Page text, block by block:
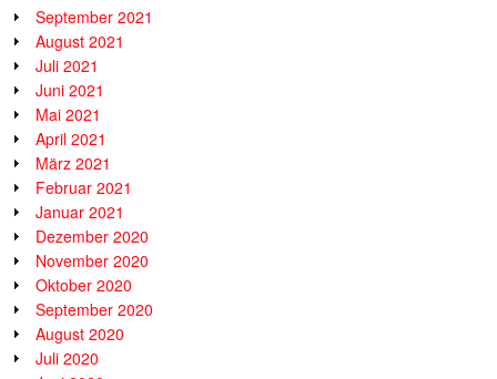
September 2021
August 2021
Juli 2021
Juni 2021
Mai 2021
April 2021
März 2021
Februar 2021
Januar 2021
Dezember 2020
November 2020
Oktober 2020
September 2020
August 2020
Juli 2020